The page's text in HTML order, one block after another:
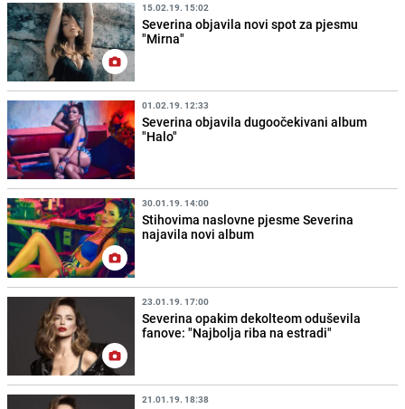
15.02.19. 15:02
Severina objavila novi spot za pjesmu
"Mirna"
01.02.19. 12:33
Severina objavila dugoočekivani album
"Halo"
30.01.19. 14:00
Stihovima naslovne pjesme Severina
najavila novi album
23.01.19. 17:00
Severina opakim dekolteom oduševila
fanove: "Najbolja riba na estradi"
21.01.19. 18:38